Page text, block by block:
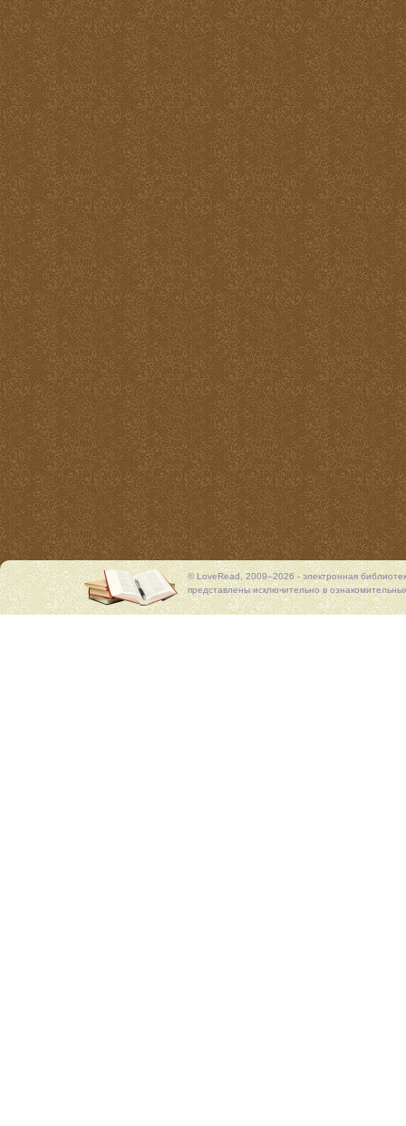
© LoveRead, 2009–2026 - электронная
представлены исключительно в